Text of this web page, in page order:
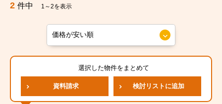
2 件中 1～2を表示
選択した物件をまとめて
資料請求 検討リストに追加